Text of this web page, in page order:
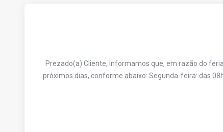
Prezado(a) Cliente, Informamos que, em razão do
próximos dias, conforme abaixo: Segunda-feira: das